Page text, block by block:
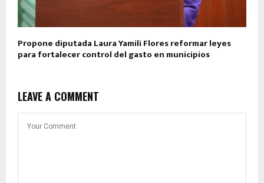
Propone diputada Laura Yamili Flores reformar leyes
para fortalecer control del gasto en municipios
LEAVE A COMMENT